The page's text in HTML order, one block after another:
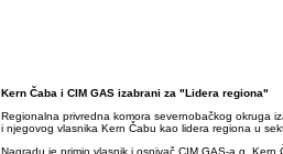
Kern Čaba i CIM GAS izabrani za "Lidera regiona"
Regionalna privredna komora severnobačkog okruga
i njegovog vlasnika Kern Čabu kao lidera regiona u
Nagradu je primio vlasnik i osnivač CIM GAS-a g. Kern